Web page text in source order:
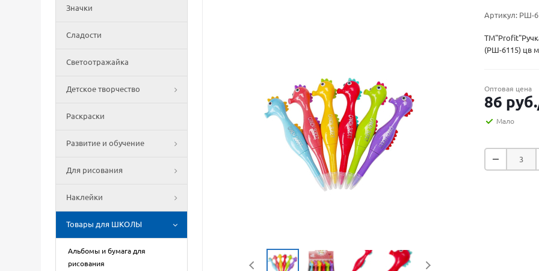
Значки
Сладости
Светоотражайка
Детское творчество
Раскраски
Развитие и обучение
Для рисования
Наклейки
Товары для ШКОЛЫ
Альбомы и бумага для
рисования
Артикул: РШ-
(РШ-6115) цв
Оптовая цена
86 руб.
Мало